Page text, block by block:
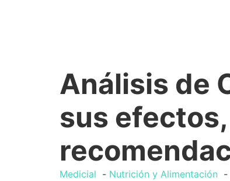
Análisis de
sus
Medicial
Nutrición y Alimentación